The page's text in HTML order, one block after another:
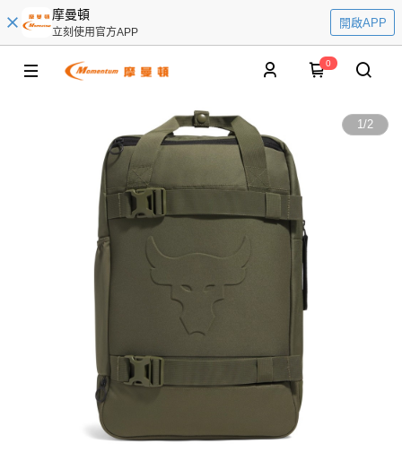
摩曼頓
立刻使用官方APP
開啟APP
0
1/2